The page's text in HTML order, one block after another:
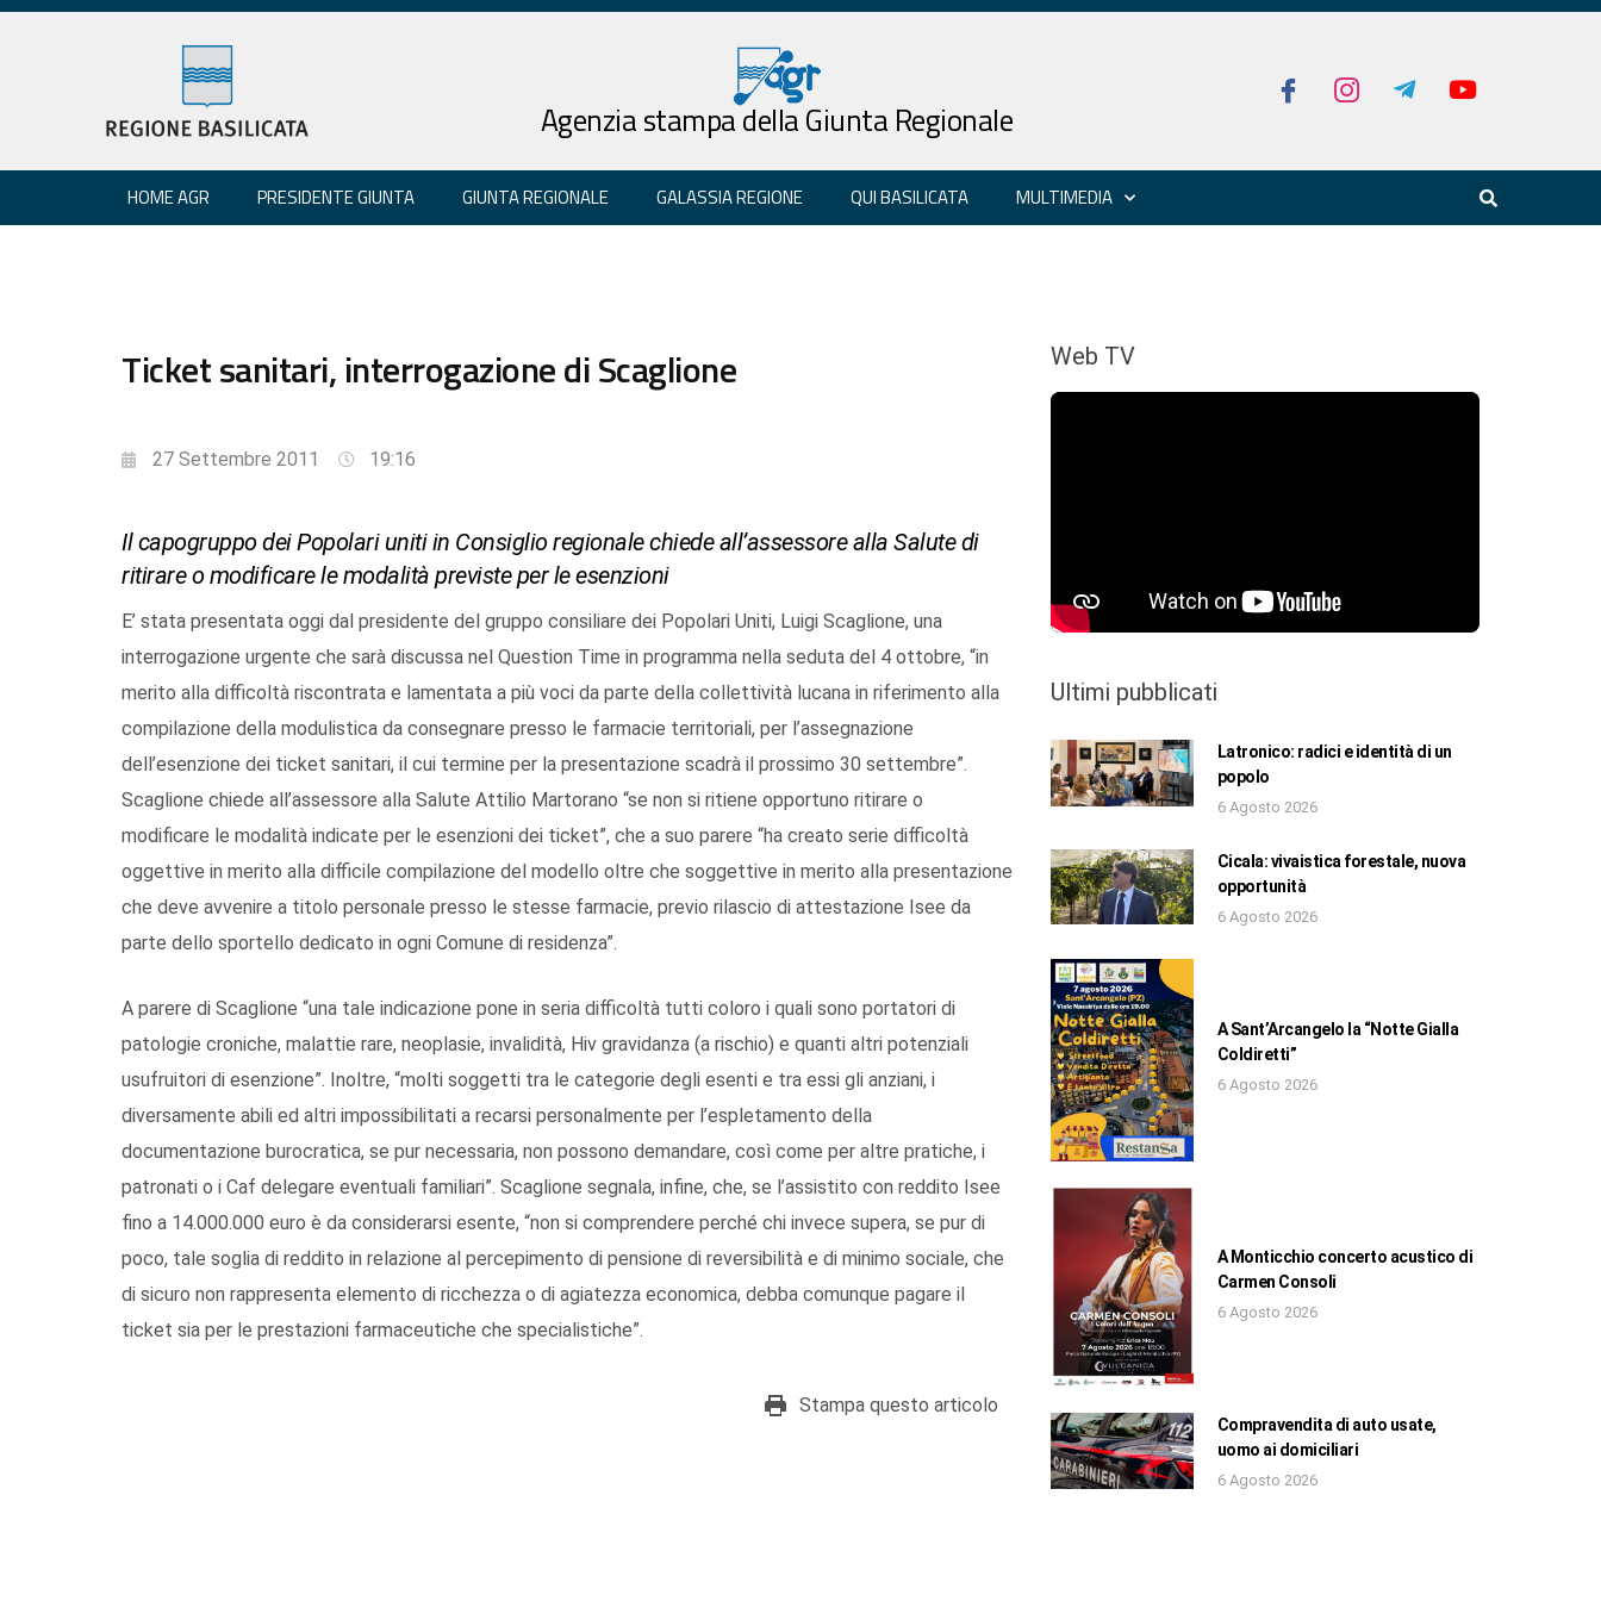
Agenzia stampa della Giunta Regionale
HOME AGR PRESIDENTE GIUNTA GIUNTA REGIONALE GALASSIA REGIONE QUI BASILICATA MULTIMEDIA
Ticket sanitari, interrogazione di Scaglione
27 Settembre 2011 19:16
Il capogruppo dei Popolari uniti in Consiglio regionale chiede all’assessore alla Salute di
ritirare o modificare le modalità previste per le esenzioni
E’ stata presentata oggi dal presidente del gruppo consiliare dei Popolari Uniti, Luigi Scaglione, una
interrogazione urgente che sarà discussa nel Question Time in programma nella seduta del 4 ottobre, “in
merito alla difficoltà riscontrata e lamentata a più voci da parte della collettività lucana in riferimento alla
compilazione della modulistica da consegnare presso le farmacie territoriali, per l’assegnazione
dell’esenzione dei ticket sanitari, il cui termine per la presentazione scadrà il prossimo 30 settembre”.
Scaglione chiede all’assessore alla Salute Attilio Martorano “se non si ritiene opportuno ritirare o
modificare le modalità indicate per le esenzioni dei ticket”, che a suo parere “ha creato serie difficoltà
oggettive in merito alla difficile compilazione del modello oltre che soggettive in merito alla presentazione
che deve avvenire a titolo personale presso le stesse farmacie, previo rilascio di attestazione Isee da
parte dello sportello dedicato in ogni Comune di residenza”.
A parere di Scaglione “una tale indicazione pone in seria difficoltà tutti coloro i quali sono portatori di
patologie croniche, malattie rare, neoplasie, invalidità, Hiv gravidanza (a rischio) e quanti altri potenziali
usufruitori di esenzione”. Inoltre, “molti soggetti tra le categorie degli esenti e tra essi gli anziani, i
diversamente abili ed altri impossibilitati a recarsi personalmente per l’espletamento della
documentazione burocratica, se pur necessaria, non possono demandare, così come per altre pratiche, i
patronati o i Caf delegare eventuali familiari”. Scaglione segnala, infine, che, se l’assistito con reddito Isee
fino a 14.000.000 euro è da considerarsi esente, “non si comprendere perché chi invece supera, se pur di
poco, tale soglia di reddito in relazione al percepimento di pensione di reversibilità e di minimo sociale, che
di sicuro non rappresenta elemento di ricchezza o di agiatezza economica, debba comunque pagare il
ticket sia per le prestazioni farmaceutiche che specialistiche”.
Stampa questo articolo
Web TV
Ultimi pubblicati
Latronico: radici e identità di un
popolo
6 Agosto 2026
Cicala: vivaistica forestale, nuova
opportunità
6 Agosto 2026
A Sant’Arcangelo la “Notte Gialla
Coldiretti”
6 Agosto 2026
A Monticchio concerto acustico di
Carmen Consoli
6 Agosto 2026
Compravendita di auto usate,
uomo ai domiciliari
6 Agosto 2026